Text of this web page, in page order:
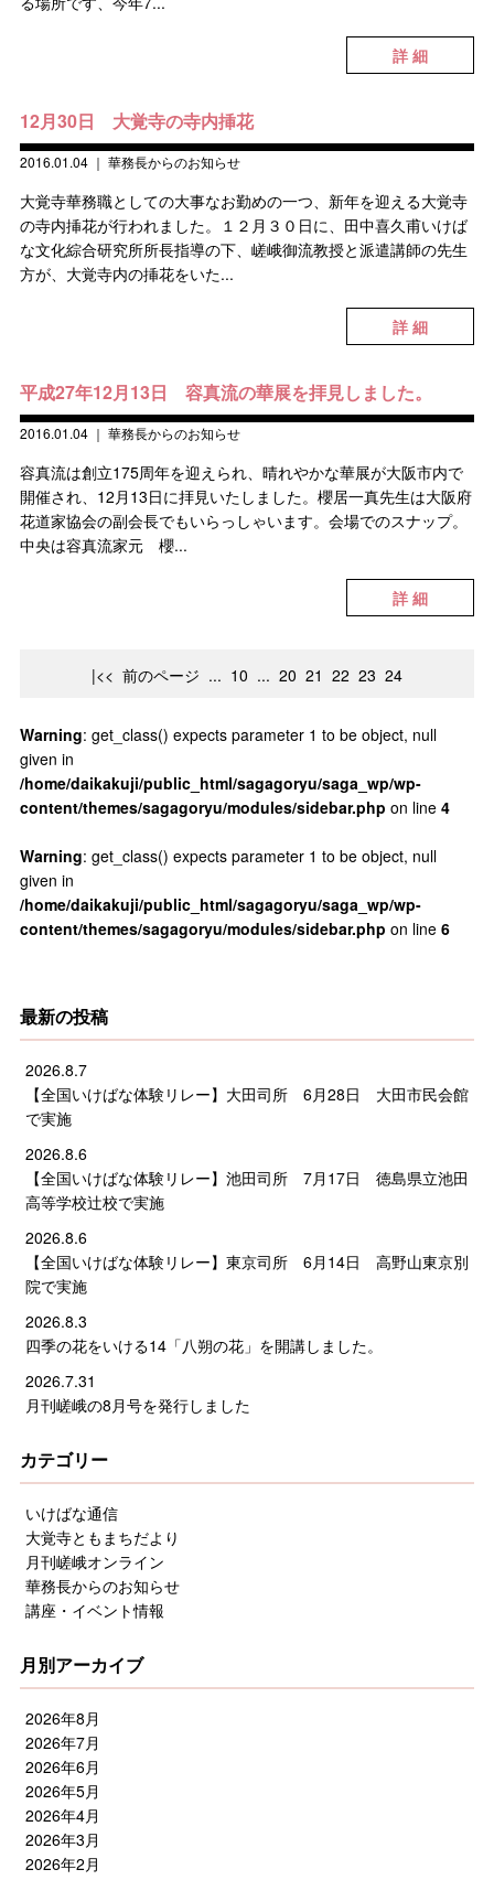
詳 細
12月30日 大覚寺の寺内挿花
2016.01.04｜ 華務長からのお知らせ
大覚寺華務職としての大事なお勤めの一つ、新年を迎える大覚寺
の寺内挿花が行われました。１２月３０日に、田中喜久甫いけば
な文化綜合研究所所長指導の下、嵯峨御流教授と派遣講師の先生
方が、大覚寺内の挿花をいた...
詳 細
平成27年12月13日 容真流の華展を拝見しました。
2016.01.04｜ 華務長からのお知らせ
容真流は創立175周年を迎えられ、晴れやかな華展が大阪市内で
開催され、12月13日に拝見いたしました。櫻居一真先生は大阪府
花道家協会の副会長でもいらっしゃいます。会場でのスナップ。
中央は容真流家元 櫻...
詳 細
|<< 前のページ ... 10 ... 20 21 22 23 24
Warning: get_class() expects parameter 1 to be object, null
given in
/home/daikakuji/public_html/sagagoryu/saga_wp/wp-
content/themes/sagagoryu/modules/sidebar.php on line 4
Warning: get_class() expects parameter 1 to be object, null
given in
/home/daikakuji/public_html/sagagoryu/saga_wp/wp-
content/themes/sagagoryu/modules/sidebar.php on line 6
最新の投稿
2026.8.7
【全国いけばな体験リレー】大田司所 6月28日 大田市民会館
で実施
2026.8.6
【全国いけばな体験リレー】池田司所 7月17日 徳島県立池田
高等学校辻校で実施
2026.8.6
【全国いけばな体験リレー】東京司所 6月14日 高野山東京別
院で実施
2026.8.3
四季の花をいける14「八朔の花」を開講しました。
2026.7.31
月刊嵯峨の8月号を発行しました
カテゴリー
いけばな通信
大覚寺ともまちだより
月刊嵯峨オンライン
華務長からのお知らせ
講座・イベント情報
月別アーカイブ
2026年8月
2026年7月
2026年6月
2026年5月
2026年4月
2026年3月
2026年2月